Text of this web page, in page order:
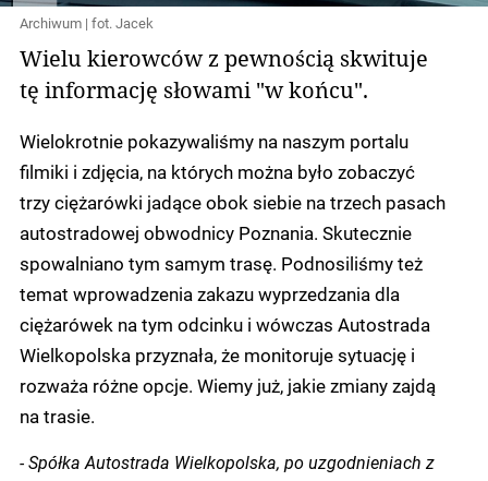
Archiwum | fot. Jacek
Wielu kierowców z pewnością skwituje
tę informację słowami "w końcu".
Wielokrotnie pokazywaliśmy na naszym portalu
filmiki i zdjęcia, na których można było zobaczyć
trzy ciężarówki jadące obok siebie na trzech pasach
autostradowej obwodnicy Poznania. Skutecznie
spowalniano tym samym trasę. Podnosiliśmy też
temat wprowadzenia zakazu wyprzedzania dla
ciężarówek na tym odcinku i wówczas Autostrada
Wielkopolska przyznała, że monitoruje sytuację i
rozważa różne opcje. Wiemy już, jakie zmiany zajdą
na trasie.
- Spółka Autostrada Wielkopolska, po uzgodnieniach z